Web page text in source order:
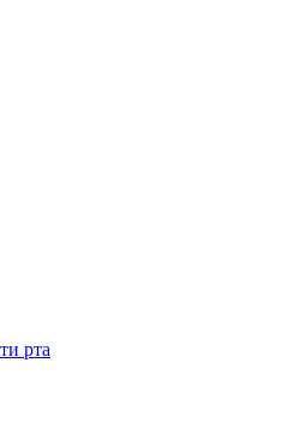
рта